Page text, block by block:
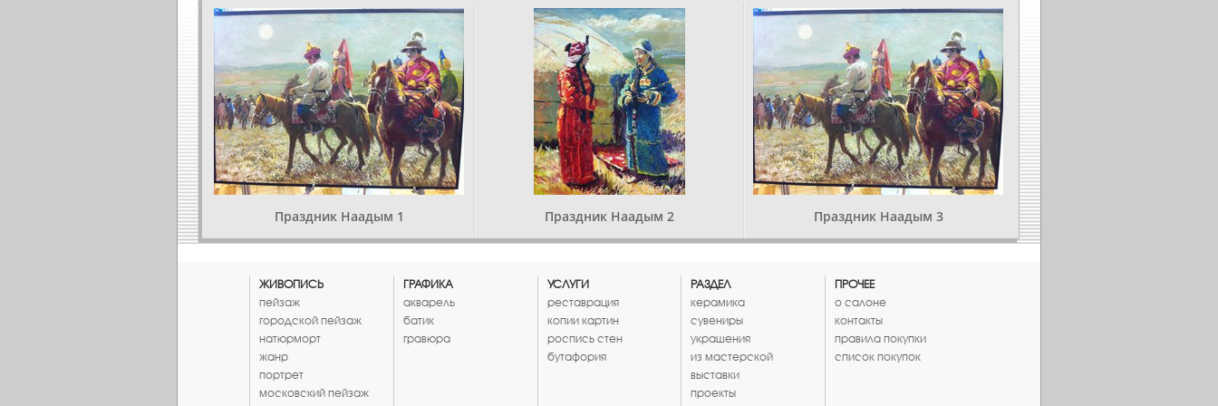
Праздник Наадым 1 Праздник Наадым 2 Праздник Наадым 3
ЖИВОПИСЬ
пейзаж
городской пейзаж
натюрморт
жанр
портрет
московский пейзаж
ГРАФИКА
акварель
батик
гравюра
УСЛУГИ
реставрация
копии картин
роспись стен
бутафория
РАЗДЕЛ
керамика
сувениры
украшения
из мастерской
выставки
проекты
ПРОЧЕЕ
о салоне
контакты
правила покупки
список покупок